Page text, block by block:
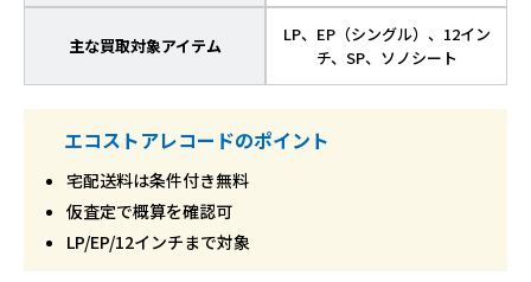
主な買取対象アイテム
LP、EP（シングル）、12イン
チ、SP、ソノシート
エコストアレコードのポイント
宅配送料は条件付き無料
仮査定で概算を確認可
LP/EP/12インチまで対象